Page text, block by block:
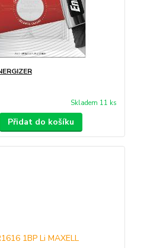
Skladem 11 ks
Přidat do košíku